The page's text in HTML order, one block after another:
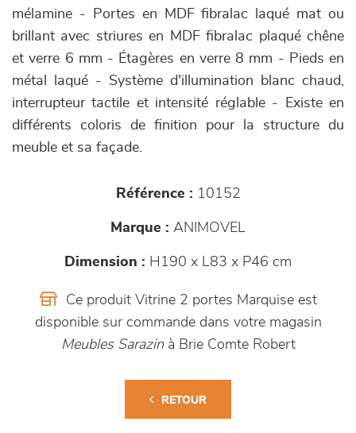
mélamine - Portes en MDF fibralac laqué mat ou
brillant avec striures en MDF fibralac plaqué chêne
et verre 6 mm - Étagères en verre 8 mm - Pieds en
métal laqué - Système d'illumination blanc chaud,
interrupteur tactile et intensité réglable - Existe en
différents coloris de finition pour la structure du
meuble et sa façade.
Référence : 10152
Marque : ANIMOVEL
Dimension : H190 x L83 x P46 cm
Ce produit Vitrine 2 portes Marquise est
disponible sur commande dans votre magasin
Meubles Sarazinà Brie Comte Robert
RETOUR